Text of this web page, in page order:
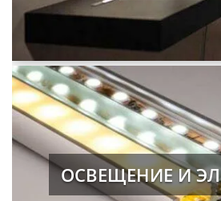
ОСВЕЩЕНИЕ И